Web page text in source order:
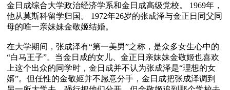
金日成综合大学政治经济学系和金日成高级党校。 1969年，
他从莫斯科留学归国。 1972年26岁的张成泽与金正日同父同
母的唯一亲妹妹金敬姬结婚。
在大学期间，张成泽有“第一美男”之称，是众多女生心中的
“白马王子”。当金日成的女儿、金正日亲妹妹金敬姬也喜欢
上这个出众的同学时，金日成并不认为张成泽是“理想的女
婿”。但任性的金敬姬并不愿意分手，金日成把张成泽调到